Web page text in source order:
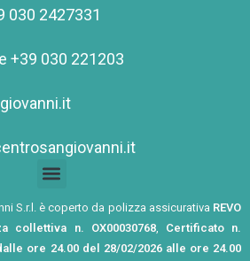
030 2427331
+39 030 221203
S.r.l. è coperto da polizza assicurativa REVO
collettiva n. OX00030768, Certificato n.
ore 24.00 del 28/02/2026 alle ore 24.00